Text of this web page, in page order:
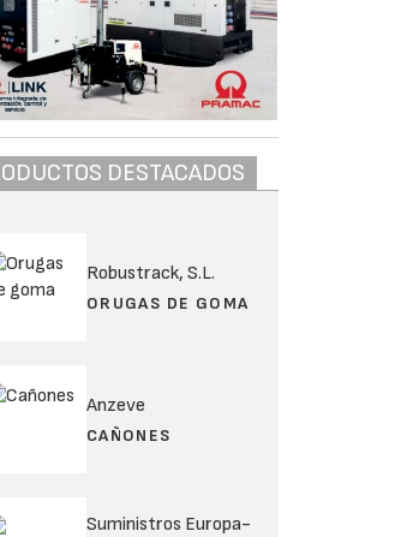
DESTACADOS
Robustrack, S.L.
ORUGAS DE GOMA
Anzeve
CAÑONES
Suministros Europa-